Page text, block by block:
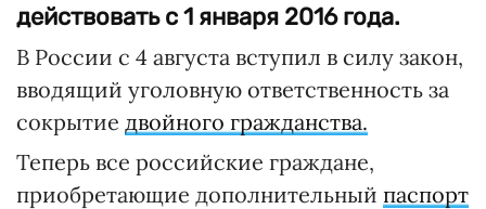
действовать с 1 января 2016 года.
В России с 4 августа вступил в силу закон,
вводящий уголовную ответственность за
сокрытие двойного гражданства.
Теперь все российские граждане,
приобретающие дополнительный паспорт